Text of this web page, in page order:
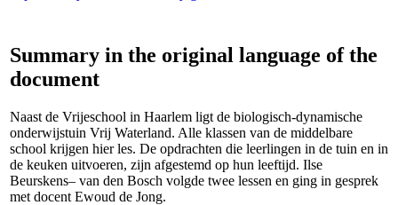
Summary in the original language of the
document
Naast de Vrijeschool in Haarlem ligt de biologisch-dynamische
onderwijstuin Vrij Waterland. Alle klassen van de middelbare
school krijgen hier les. De opdrachten die leerlingen in de tuin en in
de keuken uitvoeren, zijn afgestemd op hun leeftijd. Ilse
Beurskens– van den Bosch volgde twee lessen en ging in gesprek
met docent Ewoud de Jong.